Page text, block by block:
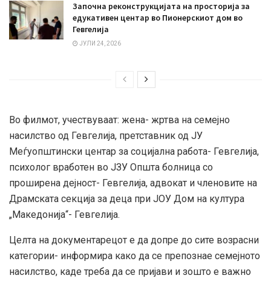
Започна реконструкцијата на просторија за
едукативен центар во Пионерскиот дом во
Гевгелија
ЈУЛИ 24, 2026
Во филмот, учествуваат: жена- жртва на семејно
насилство од Гевгелија, претставник од ЈУ
Меѓуопштински центар за социјална работа- Гевгелија,
психолог вработен во ЈЗУ Општа болница со
проширена дејност- Гевгелија, адвокат и членовите на
Драмската секција за деца при ЈОУ Дом на култура
„Македонија“- Гевгелија.
Целта на документарецот е да допре до сите возрасни
категории- информира како да се препознае семејното
насилство, каде треба да се пријави и зошто е важно